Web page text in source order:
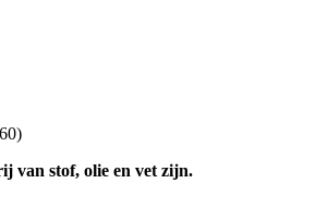
van stof, olie en vet zijn.